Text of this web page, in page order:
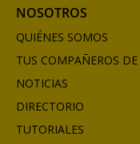
NOSOTROS
QUIÉNES SOMOS
TUS COMPAÑEROS
NOTICIAS
DIRECTORIO
TUTORIALES